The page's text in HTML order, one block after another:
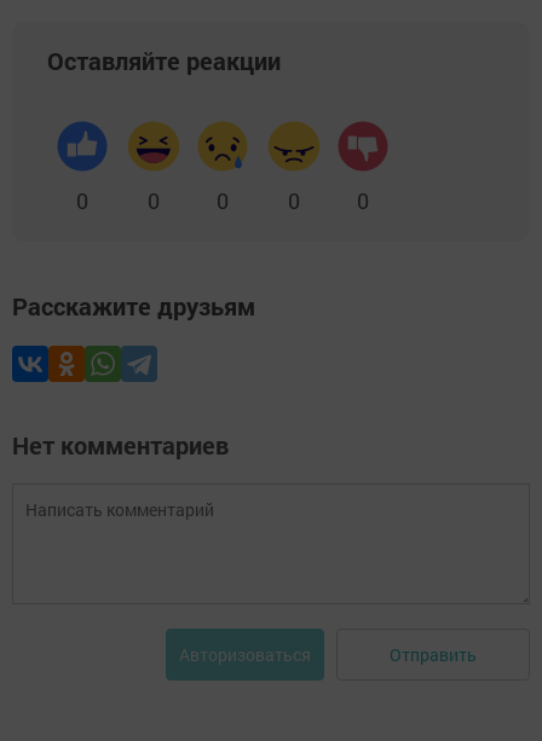
Оставляйте реакции
0 0 0 0 0
Расскажите друзьям
Нет комментариев
Авторизоваться Отправить